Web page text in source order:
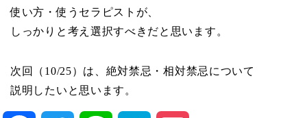
使い方・使うセラピストが、
しっかりと考え選択すべきだと思います。
次回（10/25）は、絶対禁忌・相対禁忌について
説明したいと思います。